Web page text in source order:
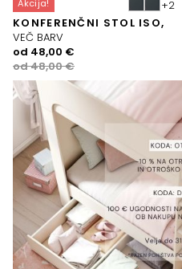
Akcija!
KONFERENČNI STOL ISO,
VEČ BARV
od48,00€
Izvirna
cena
je
bila:
48,00 €.
od 48,00 €
Trenutna
cena
je:
48,00 €.